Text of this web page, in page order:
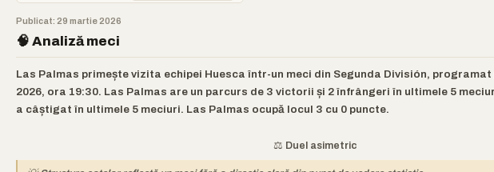
Publicat: 29 martie 2026
🧠 Analiză meci
Las Palmas primește vizita echipei Huesca într-un meci din Segunda División, programat
2026, ora 19:30. Las Palmas are un parcurs de 3 victorii și 2 înfrângeri în ultimele 5
a câștigat în ultimele 5 meciuri. Las Palmas ocupă locul 3 cu 0 puncte.
⚖️ Duel asimetric